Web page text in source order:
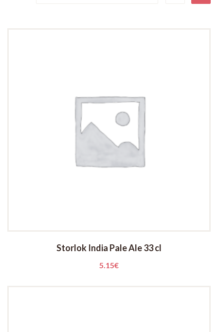
Storlok India Pale Ale 33 cl
5.15€